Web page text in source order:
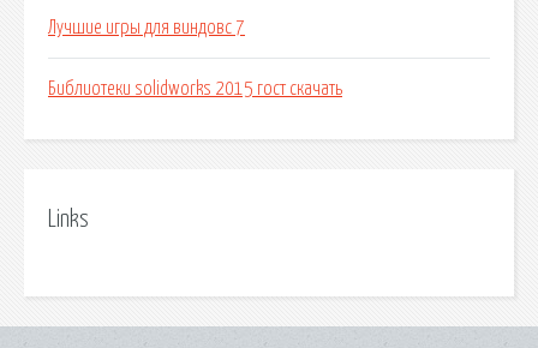
Лучшие игры для виндовс 7
Библиотеки solidworks 2015 гост скачать
Links